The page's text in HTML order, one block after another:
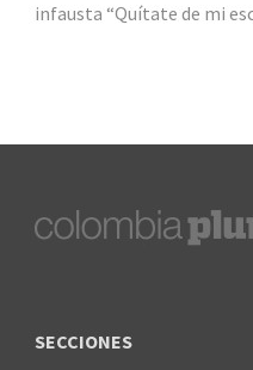
infausta “Quítate de mi
SECCIONES